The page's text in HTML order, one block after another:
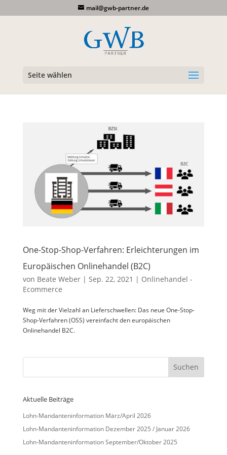
mail@gwb-partner.de
Seite wählen
One-Stop-Shop-Verfahren: Erleichterungen im
Europäischen Onlinehandel (B2C)
von Beate Weber| Sep. 22, 2021 | Onlinehandel -
Ecommerce
Weg mit der Vielzahl an Lieferschwellen: Das neue One-Stop-
Shop-Verfahren (OSS) vereinfacht den europäischen
Onlinehandel B2C.
Aktuelle Beiträge
Lohn-Mandanteninformation März/April 2026
Lohn-Mandanteninformation Dezember 2025 / Januar 2026
Lohn-Mandanteninformation September/Oktober 2025